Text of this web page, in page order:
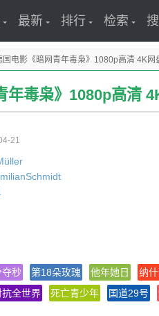
最新 排行 检索
国电影《暗网青年毒枭》1080p高清 4K网
年毒枭》1080p高清
21
秒 第18朵玫瑰 他年她日
纳
全世界 死亡青少年 国道29号